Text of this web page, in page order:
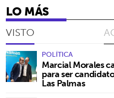
LO MÁS
VISTO
POLÍTICA
Marcial Morales
para ser
Las Palmas